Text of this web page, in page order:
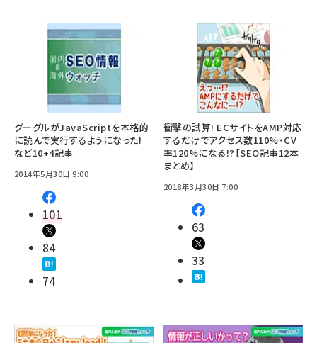
グーグルがJavaScriptを本格的
に読んで実行するようになった!
など10+4記事
2014年5月30日 9:00
101
84
74
衝撃の試算! ECサイトをAMP対応
するだけでアクセス数110%・CV
率120%になる!?【SEO記事12本
まとめ】
2018年3月30日 7:00
63
33